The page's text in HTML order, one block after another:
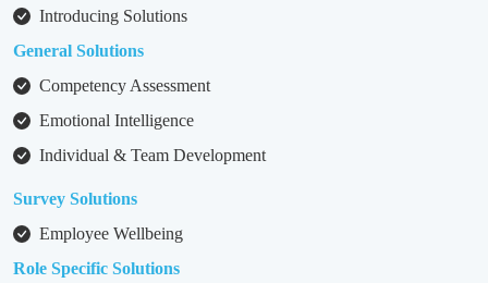
Introducing Solutions
General Solutions
Competency Assessment
Emotional Intelligence
Individual & Team Development
Survey Solutions
Employee Wellbeing
Role Specific Solutions